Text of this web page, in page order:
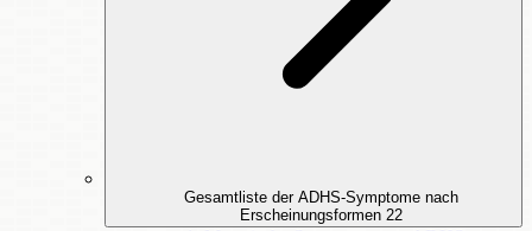
Gesamtliste der ADHS-Symptome nach
Erscheinungsformen 22